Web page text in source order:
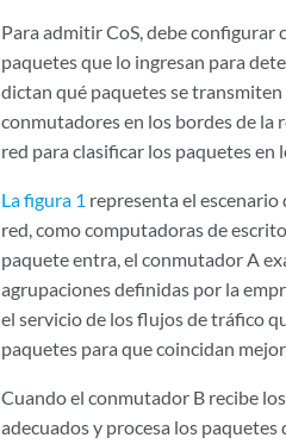
Para admitir CoS, debe configurar
paquetes que lo ingresan para
dictan qué paquetes se
conmutadores en los bordes de la
red para clasificar los paquetes en
La figura 1 representa el
red, como computadoras de
paquete entra, el conmutador A
agrupaciones definidas por la
el servicio de los flujos de tráfico
paquetes para que coincidan
Cuando el conmutador B recibe
adecuados y procesa los